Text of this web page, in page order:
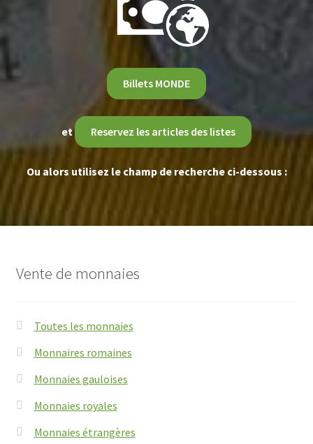
Billets MONDE
et Reservez les articles des listes
Ou alors utilisez le champ de recherche ci-dessous :
Vente de monnaies
Toutes les monnaies
Monnaires romaines
Monnaies gauloises
Monnaies royales
Monnaies étrangères